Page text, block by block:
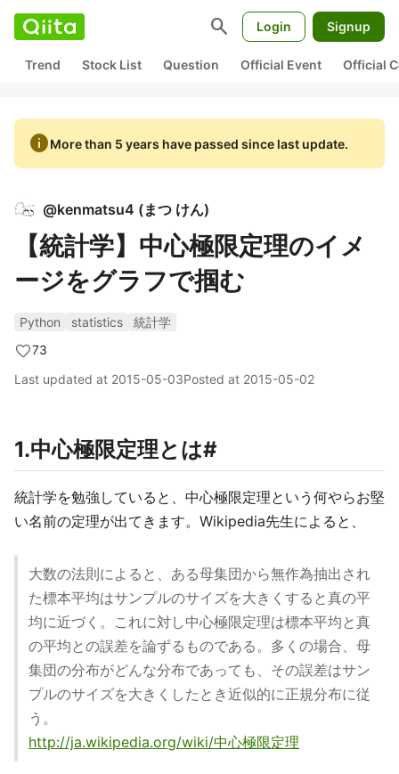
search Login Signup
Trend Stock List Question Official Event Official
infoMore than 5 years have passed since last update.
@kenmatsu4 (まつ けん)
【統計学】中心極限定理のイメ
ージをグラフで掴む
Python statistics
統計学
73
Last updated at 2015-05-03Posted at 2015-05-02
1.中心極限定理とは#
統計学を勉強していると、中心極限定理という何やらお堅
い名前の定理が出てきます。Wikipedia先生によると、
大数の法則によると、ある母集団から無作為抽出され
た標本平均はサンプルのサイズを大きくすると真の平
均に近づく。これに対し中心極限定理は標本平均と真
の平均との誤差を論ずるものである。多くの場合、母
集団の分布がどんな分布であっても、その誤差はサン
プルのサイズを大きくしたとき近似的に正規分布に従
う。
http://ja.wikipedia.org/wiki/中心極限定理